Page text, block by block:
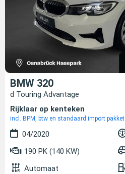
BMW 320
d Touring Advantage
Rijklaar op kenteken
incl. BPM, btw en standaard import pakket
04/2020
190 PK (140 KW)
Automaat